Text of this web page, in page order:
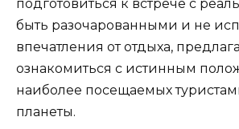
подготовиться к встрече с
быть разочарованными и не
впечатления от отдыха,
ознакомиться с истинным
наиболее посещаемых
планеты.